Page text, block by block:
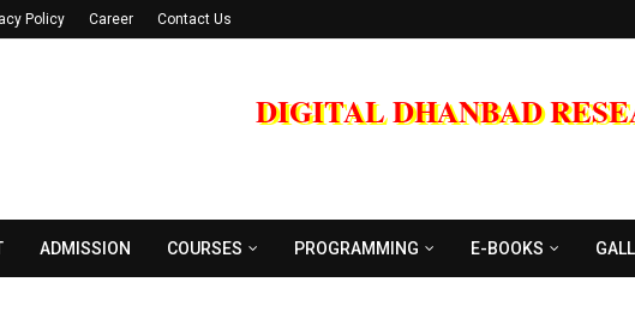
Policy Career Contact Us
DIGITAL DHANBAD
ADMISSION COURSES PROGRAMMING E-BOOKS